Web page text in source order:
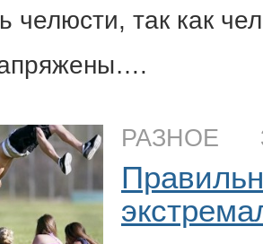
челюсти, так как
РАЗНОЕ